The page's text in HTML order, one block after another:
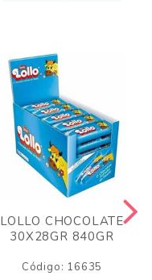
LOLLO CHOCOLATE
30X28GR 840GR
Código: 16635